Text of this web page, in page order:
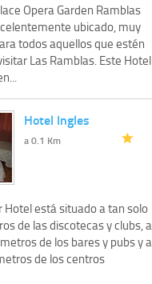
Opera Garden Ramblas
ubicado, muy
todos aquellos que estén
Las Ramblas. Este Hotel
Hotel Ingles
a 0.1 Km
Hotel está situado a tan solo
de las discotecas y clubs, a
de los bares y pubs y a
de los centros